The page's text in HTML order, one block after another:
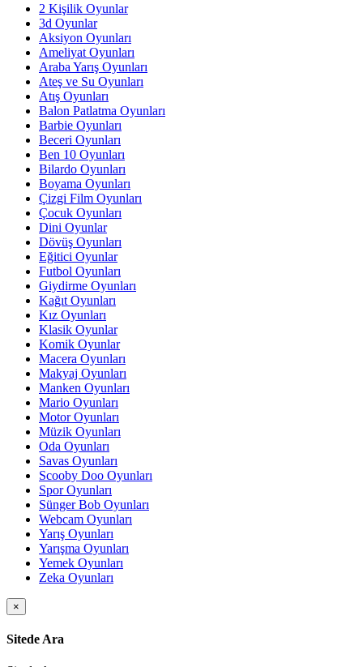
2 Kişilik Oyunlar
3d Oyunlar
Aksiyon Oyunları
Ameliyat Oyunları
Araba Yarış Oyunları
Ateş ve Su Oyunları
Atış Oyunları
Balon Patlatma Oyunları
Barbie Oyunları
Beceri Oyunları
Ben 10 Oyunları
Bilardo Oyunları
Boyama Oyunları
Çizgi Film Oyunları
Çocuk Oyunları
Dini Oyunlar
Dövüş Oyunları
Eğitici Oyunlar
Futbol Oyunları
Giydirme Oyunları
Kağıt Oyunları
Kız Oyunları
Klasik Oyunlar
Komik Oyunlar
Macera Oyunları
Makyaj Oyunları
Manken Oyunları
Mario Oyunları
Motor Oyunları
Müzik Oyunları
Oda Oyunları
Savas Oyunları
Scooby Doo Oyunları
Spor Oyunları
Sünger Bob Oyunları
Webcam Oyunları
Yarış Oyunları
Yarışma Oyunları
Yemek Oyunları
Zeka Oyunları
×
Sitede Ara